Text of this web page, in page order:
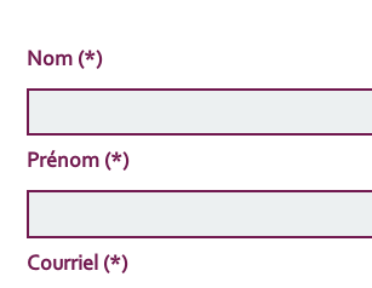
Nom (*)
Prénom (*)
Courriel (*)